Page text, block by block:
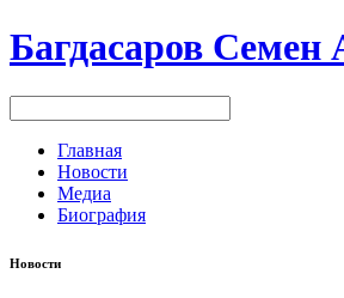
Багдасаров Семен
Главная
Новости
Медиа
Биография
Новости